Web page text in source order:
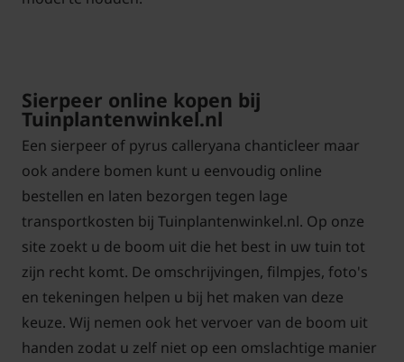
Sierpeer online kopen bij
Tuinplantenwinkel.nl
Een sierpeer of pyrus calleryana chanticleer maar
ook andere bomen kunt u eenvoudig online
bestellen en laten bezorgen tegen lage
transportkosten bij Tuinplantenwinkel.nl. Op onze
site zoekt u de boom uit die het best in uw tuin tot
zijn recht komt. De omschrijvingen, filmpjes, foto's
en tekeningen helpen u bij het maken van deze
keuze. Wij nemen ook het vervoer van de boom uit
handen zodat u zelf niet op een omslachtige manier